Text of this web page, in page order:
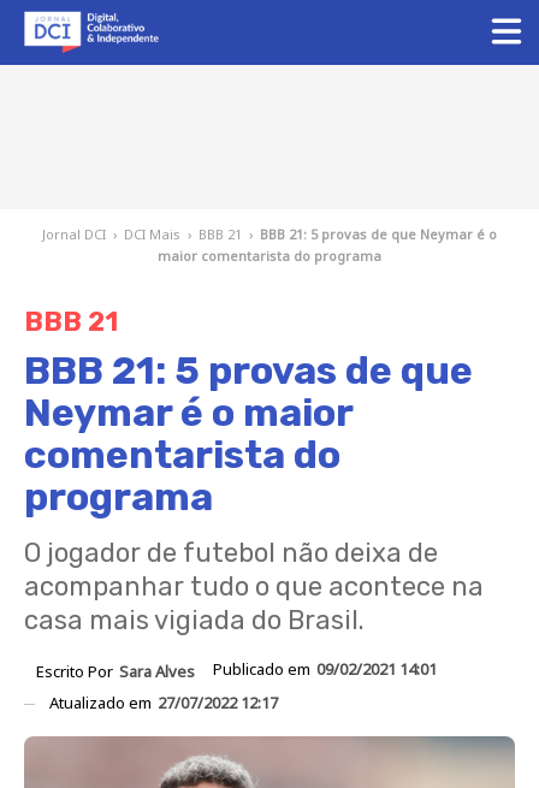
Jornal DCI › DCI Mais › BBB 21 › BBB 21: 5 provas de que Neymar é o
maior comentarista do programa
BBB 21
BBB 21: 5 provas de que
Neymar é o maior
comentarista do
programa
O jogador de futebol não deixa de
acompanhar tudo o que acontece na
casa mais vigiada do Brasil.
Escrito Por Sara Alves Publicado em 09/02/2021 14:01
Atualizado em 27/07/2022 12:17